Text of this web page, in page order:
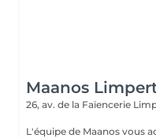
Maanos
26, av. de la Faïencerie
L'équipe de Maanos vous